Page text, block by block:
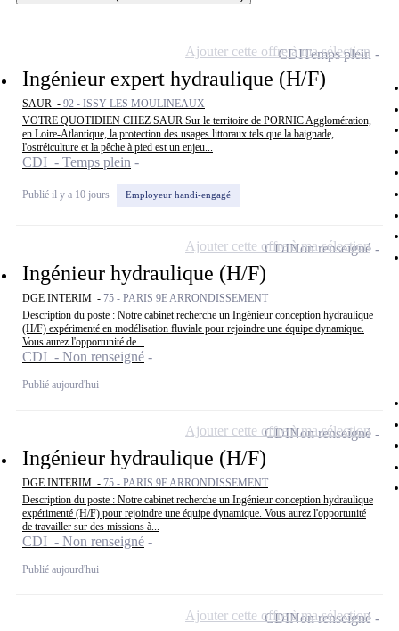
Ingénieur expert hydraulique (H/F)
SAUR - 92 - ISSY LES MOULINEAUX
VOTRE QUOTIDIEN CHEZ SAUR Sur le territoire de PORNIC Agglomération,
en Loire-Atlantique, la protection des usages littoraux tels que la baignade,
l'ostréiculture et la pêche à pied est un enjeu...
CDI - Temps plein
Publié il y a 10 jours Employeur handi-engagé
CDITemps plein
Ajouter cette offre à ma sélection
Ingénieur hydraulique (H/F)
DGE INTERIM - 75 - PARIS 9E ARRONDISSEMENT
Description du poste : Notre cabinet recherche un Ingénieur conception hydraulique
(H/F) expérimenté en modélisation fluviale pour rejoindre une équipe dynamique.
Vous aurez l'opportunité de...
CDI - Non renseigné
Publié aujourd'hui
CDINon renseigné
Ajouter cette offre à ma sélection
Ingénieur hydraulique (H/F)
DGE INTERIM - 75 - PARIS 9E ARRONDISSEMENT
Description du poste : Notre cabinet recherche un Ingénieur conception hydraulique
expérimenté (H/F) pour rejoindre une équipe dynamique. Vous aurez l'opportunité
de travailler sur des missions à...
CDI - Non renseigné
Publié aujourd'hui
CDINon renseigné
Ajouter cette offre à ma sélection
CDINon renseigné
Ajouter cette offre à ma sélection